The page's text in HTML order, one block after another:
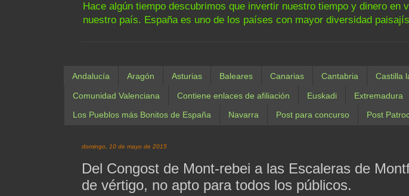
Hace algún tiempo descubrimos que invertir nuestro tiempo y dinero
nuestro país. España es uno de los países con mayor diversidad
Andalucía Aragón Asturias Baleares Canarias Cantabria Castilla
Comunidad Valenciana Contiene enlaces de afiliación Euskadi Extremadura
Los Pueblos más Bonitos de España Navarra Post para concurso Post
domingo, 10 de mayo de 2015
Del Congost de Mont-rebei a las Escaleras de
de vértigo, no apto para todos los públicos.